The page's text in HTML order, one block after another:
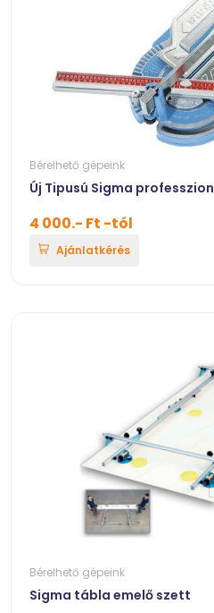
Bérelhető gépeink
Új Tipusú Sigma
4 000.- Ft -tól
Ajánlatkérés
Bérelhető gépeink
Sigma tábla emelő szett